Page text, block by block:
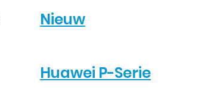
Nieuw
Huawei P-Serie